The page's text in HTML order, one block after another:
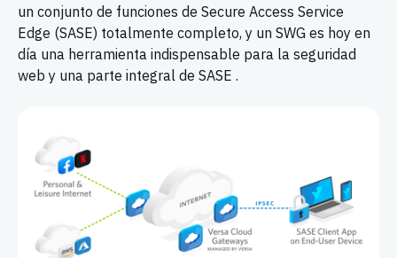
un conjunto de funciones de Secure Access Service
Edge (SASE) totalmente completo, y un SWG es hoy en
día una herramienta indispensable para la seguridad
web y una parte integral de SASE .